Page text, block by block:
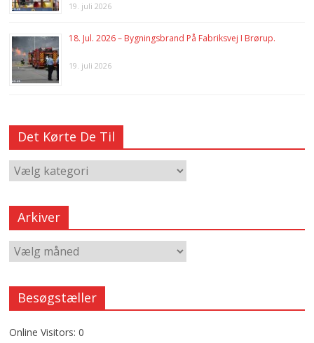
19. juli 2026
18. Jul. 2026 – Bygningsbrand På Fabriksvej I Brørup.
19. juli 2026
Det Kørte De Til
Arkiver
Besøgstæller
Online Visitors:0